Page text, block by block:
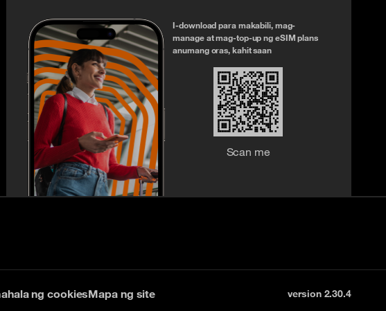
I-download para makabili, mag-
manage at mag-top-up ng eSIM plans
anumang oras, kahit saan
Scan me
ng cookiesMapa ng site version 2.30.4